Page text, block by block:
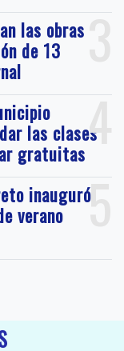
3
las obras
de 13
4
las clases
gratuitas
5
inauguró
verano